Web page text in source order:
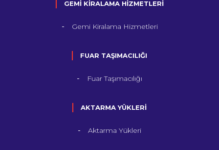
GEMİ KİRALAMA HİZMETLERİ
Gemi Kiralama Hizmetleri
FUAR TAŞIMACILIĞI
Fuar Taşımacılığı
AKTARMA YÜKLERİ
Aktarma Yükleri